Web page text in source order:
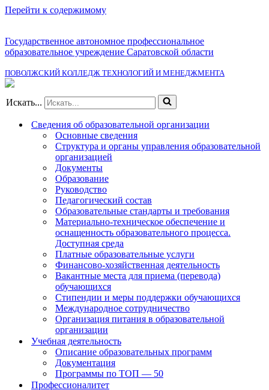
Перейти к содержимому
Государственное автономное профессиональное
образовательное учреждение Саратовской области
ПОВОЛЖСКИЙ КОЛЛЕДЖ ТЕХНОЛОГИЙ И МЕНЕДЖМЕНТА
Искать...
Сведения об образовательной организации
Основные сведения
Структура и органы управления образовательной
организацией
Документы
Образование
Руководство
Педагогический состав
Образовательные стандарты и требования
Материально-техническое обеспечение и
оснащенность образовательного процесса.
Доступная среда
Платные образовательные услуги
Финансово-хозяйственная деятельность
Вакантные места для приема (перевода)
обучающихся
Стипендии и меры поддержки обучающихся
Международное сотрудничество
Организация питания в образовательной
организации
Учебная деятельность
Описание образовательных программ
Документация
Программы по ТОП — 50
Профессионалитет